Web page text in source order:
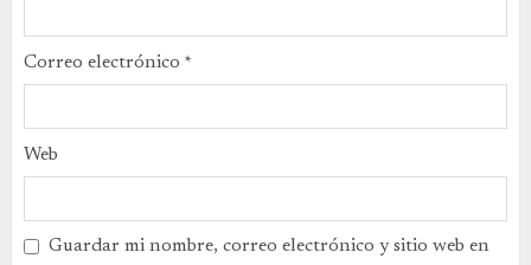
Correo electrónico *
Web
Guardar mi nombre, correo electrónico y sitio web en